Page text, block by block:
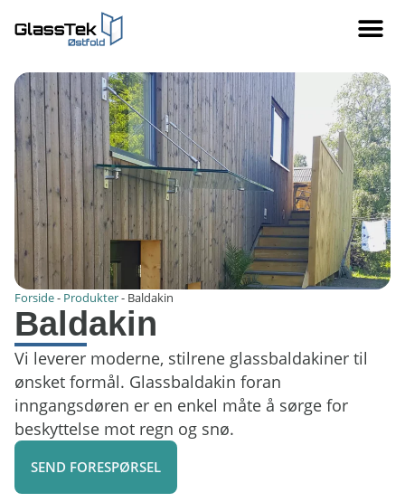
Forside- Produkter- Baldakin
Baldakin
Vi leverer moderne, stilrene glassbaldakiner til
ønsket formål. Glassbaldakin foran
inngangsdøren er en enkel måte å sørge for
beskyttelse mot regn og snø.
SEND FORESPØRSEL